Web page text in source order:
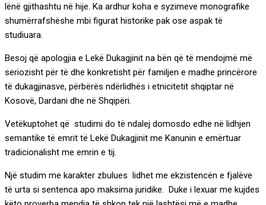
lënë gjithashtu në hije. Ka ardhur koha e syzimeve monografike
shumërrafshëshe mbi figurat historike pak ose aspak të
studiuara.
Besoj që apologjia e Lekë Dukagjinit na bën që të mendojmë më
seriozisht për të dhe konkretisht për familjen e madhe princërore
të dukagjinasve, përbërës ndërlidhës i etnicitetit shqiptar në
Kosovë, Dardani dhe në Shqipëri.
Vetëkuptohet që studimi do të ndalej domosdo edhe në lidhjen
semantike të emrit të Lekë Dukagjinit me Kanunin e emërtuar
tradicionalisht me emrin e tij.
Një studim me karakter zbulues lidhet me ekzistencën e fjalëve
të urta si sentenca apo maksima juridike. Duke i lexuar me kujdes